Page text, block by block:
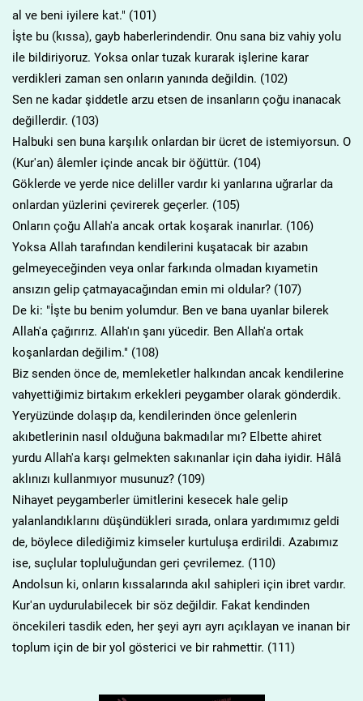
al ve beni iyilere kat." (101)
İşte bu (kıssa), gayb haberlerindendir. Onu sana biz vahiy yolu
ile bildiriyoruz. Yoksa onlar tuzak kurarak işlerine karar
verdikleri zaman sen onların yanında değildin. (102)
Sen ne kadar şiddetle arzu etsen de insanların çoğu inanacak
değillerdir. (103)
Halbuki sen buna karşılık onlardan bir ücret de istemiyorsun. O
(Kur'an) âlemler içinde ancak bir öğüttür. (104)
Göklerde ve yerde nice deliller vardır ki yanlarına uğrarlar da
onlardan yüzlerini çevirerek geçerler. (105)
Onların çoğu Allah'a ancak ortak koşarak inanırlar. (106)
Yoksa Allah tarafından kendilerini kuşatacak bir azabın
gelmeyeceğinden veya onlar farkında olmadan kıyametin
ansızın gelip çatmayacağından emin mi oldular? (107)
De ki: "İşte bu benim yolumdur. Ben ve bana uyanlar bilerek
Allah'a çağırırız. Allah'ın şanı yücedir. Ben Allah'a ortak
koşanlardan değilim." (108)
Biz senden önce de, memleketler halkından ancak kendilerine
vahyettiğimiz birtakım erkekleri peygamber olarak gönderdik.
Yeryüzünde dolaşıp da, kendilerinden önce gelenlerin
akıbetlerinin nasıl olduğuna bakmadılar mı? Elbette ahiret
yurdu Allah'a karşı gelmekten sakınanlar için daha iyidir. Hâlâ
aklınızı kullanmıyor musunuz? (109)
Nihayet peygamberler ümitlerini kesecek hale gelip
yalanlandıklarını düşündükleri sırada, onlara yardımımız geldi
de, böylece dilediğimiz kimseler kurtuluşa erdirildi. Azabımız
ise, suçlular topluluğundan geri çevrilemez. (110)
Andolsun ki, onların kıssalarında akıl sahipleri için ibret vardır.
Kur'an uydurulabilecek bir söz değildir. Fakat kendinden
öncekileri tasdik eden, her şeyi ayrı ayrı açıklayan ve inanan bir
toplum için de bir yol gösterici ve bir rahmettir. (111)